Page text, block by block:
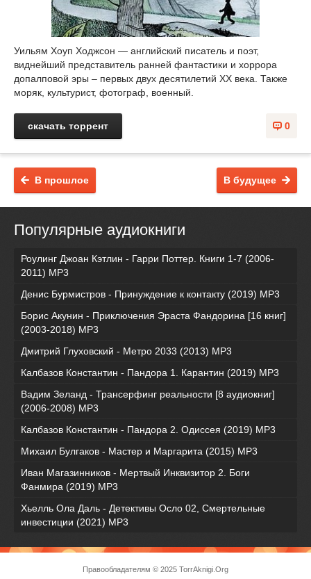
Уильям Хоуп Ходжсон — английский писатель и поэт,
виднейший представитель ранней фантастики и хоррора
допалповой эры – первых двух десятилетий XX века. Также
моряк, культурист, фотограф, военный.
0
скачать торрент
В будущее
В прошлое
Популярные аудиокниги
Роулинг Джоан Кэтлин - Гарри Поттер. Книги 1-7 (2006-
2011) MP3
Денис Бурмистров - Принуждение к контакту (2019) MP3
Борис Акунин - Приключения Эраста Фандорина [16 книг]
(2003-2018) МР3
Дмитрий Глуховский - Метро 2033 (2013) MP3
Калбазов Константин - Пандора 1. Карантин (2019) MP3
Вадим Зеланд - Трансерфинг реальности [8 аудиокниг]
(2006-2008) MP3
Калбазов Константин - Пандора 2. Одиссея (2019) MP3
Михаил Булгаков - Мастер и Маргарита (2015) MP3
Иван Магазинников - Мертвый Инквизитор 2. Боги
Фанмира (2019) MP3
Хьелль Ола Даль - Детективы Осло 02, Смертельные
инвестиции (2021) МР3
Правообладателям © 2025 TorrAknigi.Org